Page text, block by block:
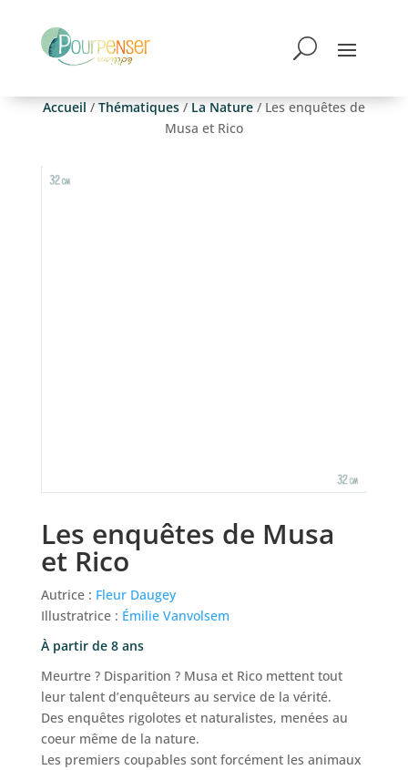
Accueil / Thématiques/ La Nature/ Les enquêtes de
Musa et Rico
Les enquêtes de Musa
et Rico
Autrice : Fleur Daugey
Illustratrice : Émilie Vanvolsem
À partir de 8 ans
Meurtre ? Disparition ? Musa et Rico mettent tout
leur talent d’enquêteurs au service de la vérité.
Des enquêtes rigolotes et naturalistes, menées au
coeur même de la nature.
Les premiers coupables sont forcément les animaux